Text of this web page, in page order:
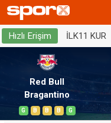
Hızlı Erişim İLK11 KUR
Red Bull
Bragantino
G B B B G